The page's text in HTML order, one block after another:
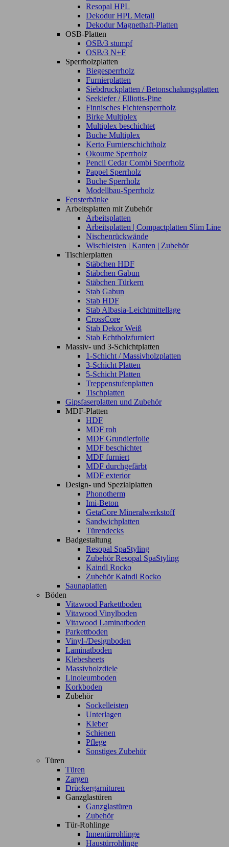
Resopal HPL
Dekodur HPL Metall
Dekodur Magnethaft-Platten
OSB-Platten
OSB/3 stumpf
OSB/3 N+F
Sperrholzplatten
Biegesperrholz
Furnierplatten
Siebdruckplatten / Betonschalungsplatten
Seekiefer / Elliotis-Pine
Finnisches Fichtensperrholz
Birke Multiplex
Multiplex beschichtet
Buche Multiplex
Kerto Furnierschichtholz
Okoume Sperrholz
Pencil Cedar Combi Sperrholz
Pappel Sperrholz
Buche Sperrholz
Modellbau-Sperrholz
Fensterbänke
Arbeitsplatten mit Zubehör
Arbeitsplatten
Arbeitsplatten | Compactplatten Slim Line
Nischenrückwände
Wischleisten | Kanten | Zubehör
Tischlerplatten
Stäbchen HDF
Stäbchen Gabun
Stäbchen Türkern
Stab Gabun
Stab HDF
Stab Albasia-Leichtmittellage
CrossCore
Stab Dekor Weiß
Stab Echtholzfurniert
Massiv- und 3-Schichtplatten
1-Schicht / Massivholzplatten
3-Schicht Platten
5-Schicht Platten
Treppenstufenplatten
Tischplatten
Gipsfaserplatten und Zubehör
MDF-Platten
HDF
MDF roh
MDF Grundierfolie
MDF beschichtet
MDF furniert
MDF durchgefärbt
MDF exterior
Design- und Spezialplatten
Phonotherm
Imi-Beton
GetaCore Mineralwerkstoff
Sandwichplatten
Türendecks
Badgestaltung
Resopal SpaStyling
Zubehör Resopal SpaStyling
Kaindl Rocko
Zubehör Kaindl Rocko
Saunaplatten
Böden
Vitawood Parkettboden
Vitawood Vinylboden
Vitawood Laminatboden
Parkettboden
Vinyl-/Designboden
Laminatboden
Klebesheets
Massivholzdiele
Linoleumboden
Korkboden
Zubehör
Sockelleisten
Unterlagen
Kleber
Schienen
Pflege
Sonstiges Zubehör
Türen
Türen
Zargen
Drückergarnituren
Ganzglastüren
Ganzglastüren
Zubehör
Tür-Rohlinge
Innentürrohlinge
Haustürrohlinge